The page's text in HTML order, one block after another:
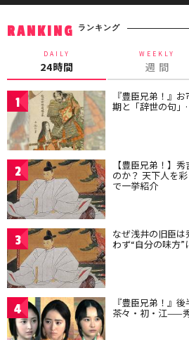
RANKING ランキング
DAILY
24時間
WEEKLY
週 間
1 『豊臣兄弟！』
期と「辞世の句
2 【豊臣兄弟！】
のか？ 天下人を
で一挙紹介
3 なぜ浅井の旧臣
わず“自分の味方
4 『豊臣兄弟！』
茶々・初・江——